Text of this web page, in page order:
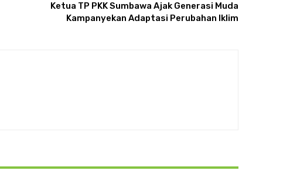
Ketua TP PKK Sumbawa Ajak Generasi Muda
Kampanyekan Adaptasi Perubahan Iklim